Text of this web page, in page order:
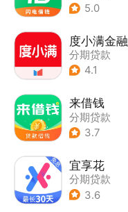
5.0
度小满金融
分期贷款
4.1
来借钱
分期贷款
3.7
宜享花
分期贷款
3.6